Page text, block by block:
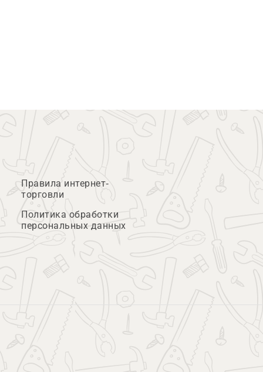
Правила интернет-
торговли
Политика обработки
персональных данных